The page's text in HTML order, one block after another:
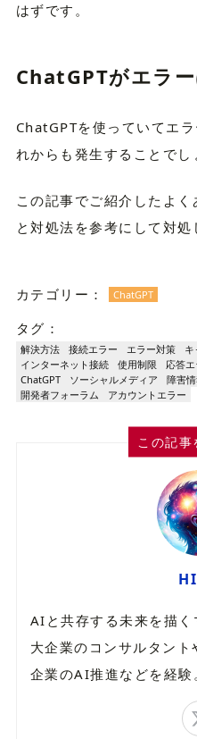
はずです。
ChatGPTがエラ
ChatGPTを使っていてエ
れからも発生することでし
この記事でご紹介したよ
と対処法を参考にして対処
カテゴリー： ChatGPT
タグ：
解決方法 接続エラー エラー対策
インターネット接続
使用制限 応答
ChatGPT
ソーシャルメディア 障害
開発者フォーラム
アカウントエラー
この記事
AIと共存する未来を描く
大企業のコンサルタント
企業のAI推進などを経験